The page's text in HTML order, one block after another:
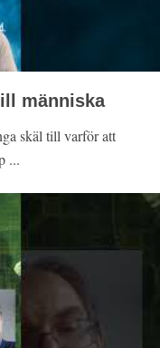
människa
skäl till varför att
...